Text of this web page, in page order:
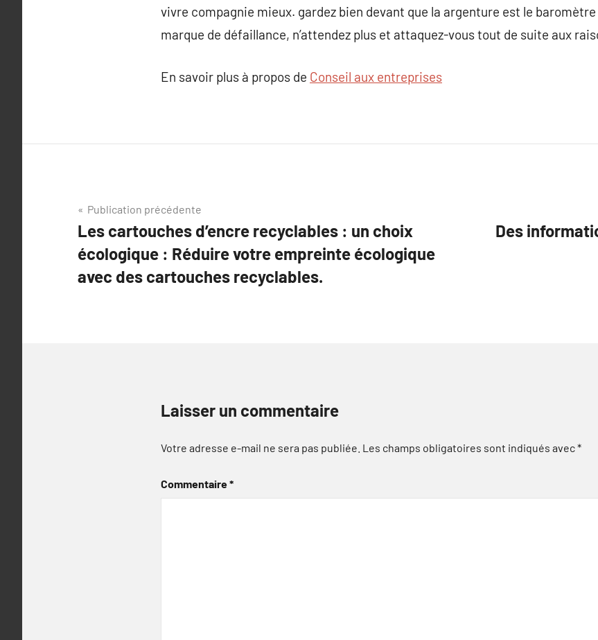
vivre compagnie mieux. gardez bien devant que la argenture est le
marque de défaillance, n’attendez plus et attaquez-vous tout de suite aux
En savoir plus à propos de Conseil aux entreprises
Navigation
de
l’article
Publication précédente
Les cartouches d’encre recyclables : un choix
écologique : Réduire votre empreinte écologique
avec des cartouches recyclables.
Des
Laisser un commentaire
Votre adresse e-mail ne sera pas publiée. Les champs obligatoires sont indiqués avec*
Commentaire*